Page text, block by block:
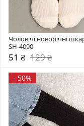
Чоловічі новорічні
SH-4090
51 ₴ 129 ₴
- 50%